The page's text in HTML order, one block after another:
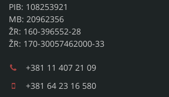
PIB: 108253921
MB: 20962356
ŽR: 160-396552-28
ŽR: 170-30057462000-33
+381 11 407 21 09
+381 64 23 16 580